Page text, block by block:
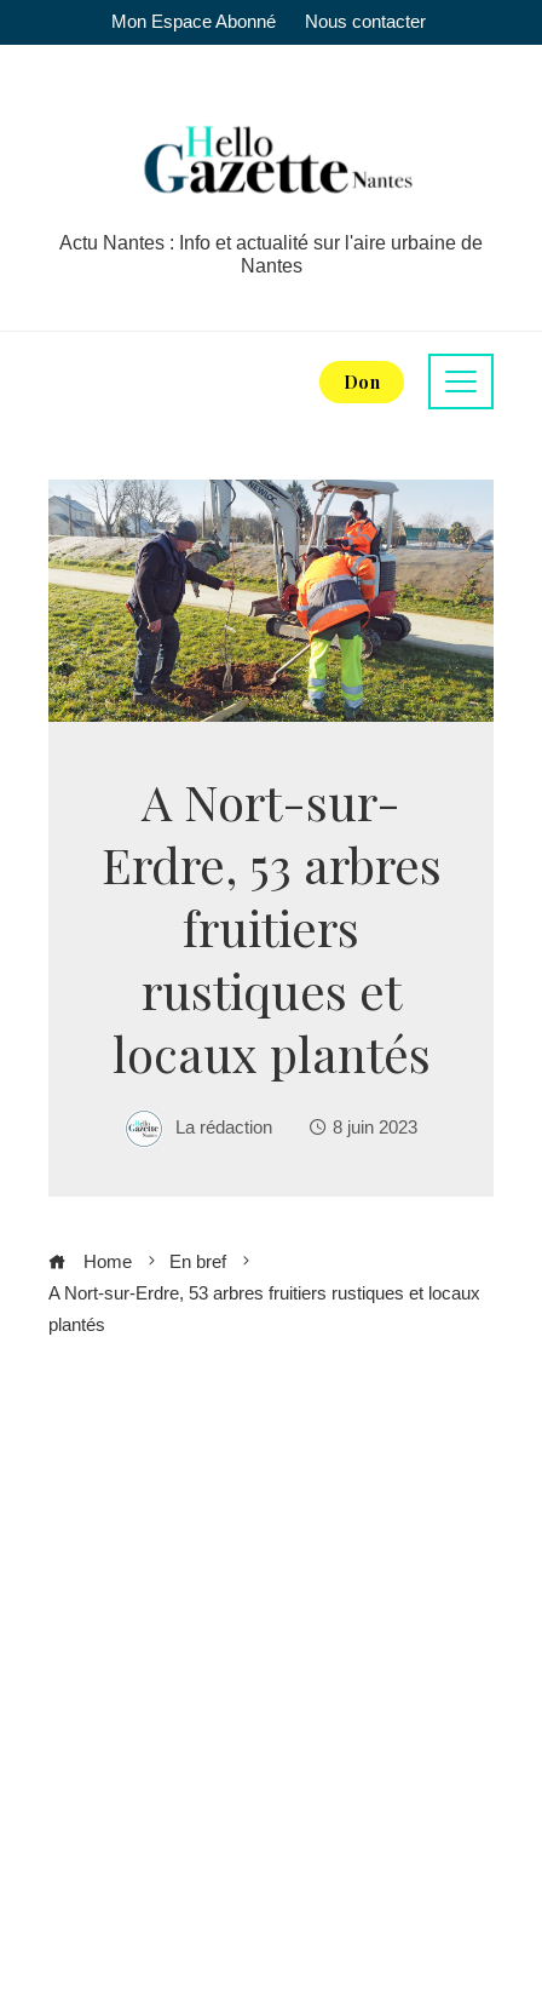
Mon Espace Abonné Nous contacter
Actu Nantes : Info et actualité sur l'aire urbaine de
Nantes
Don
A Nort-sur-
Erdre, 53 arbres
fruitiers
rustiques et
locaux plantés
La rédaction 8 juin 2023
Home
En bref
A Nort-sur-Erdre, 53 arbres fruitiers rustiques et locaux
plantés